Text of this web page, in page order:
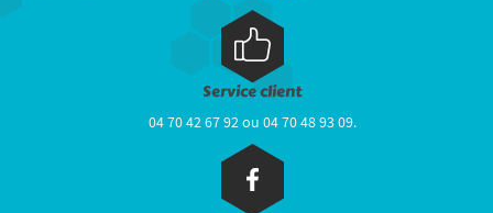
Service client
04 70 42 67 92 ou 04 70 48 93 09.